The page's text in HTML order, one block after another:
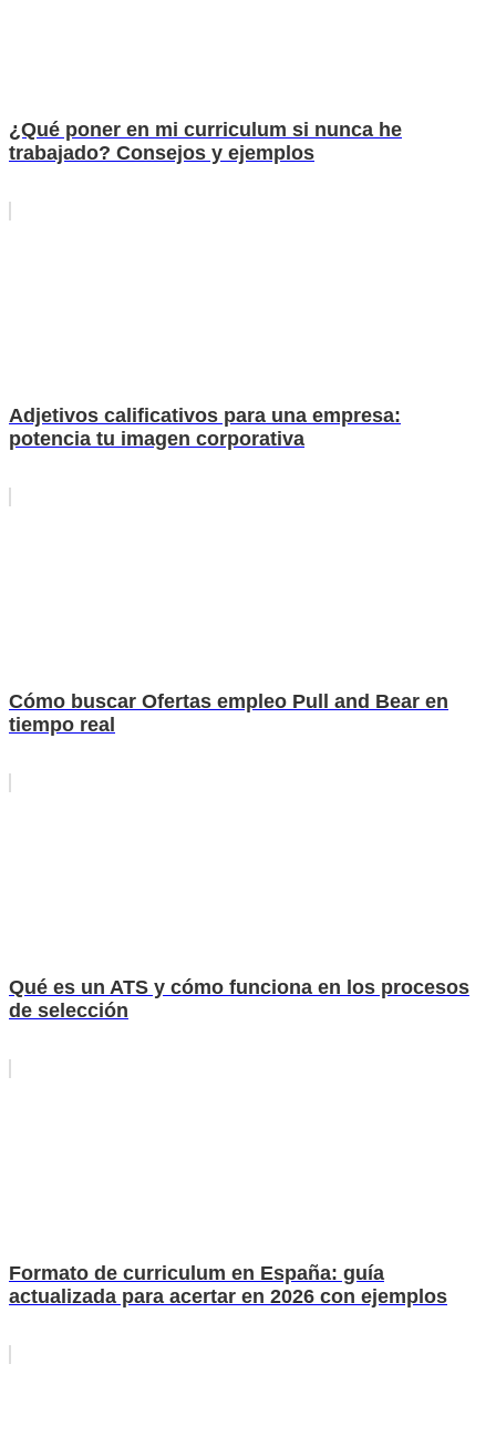
¿Qué poner en mi curriculum si nunca he
trabajado? Consejos y ejemplos
Adjetivos calificativos para una empresa:
potencia tu imagen corporativa
Cómo buscar Ofertas empleo Pull and Bear en
tiempo real
Qué es un ATS y cómo funciona en los procesos
de selección
Formato de curriculum en España: guía
actualizada para acertar en 2026 con ejemplos